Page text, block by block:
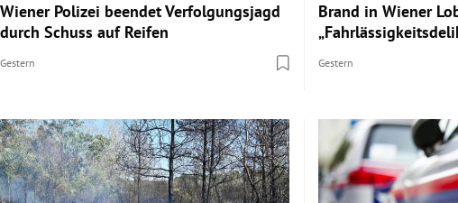
Wiener Polizei beendet Verfolgungsjagd
durch Schuss auf Reifen
Gestern
Brand in Wiener
Gestern